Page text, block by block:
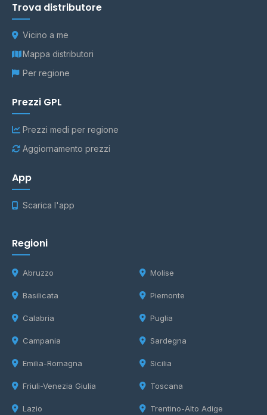
Trova distributore
Vicino a me
Mappa distributori
Per regione
Prezzi GPL
Prezzi medi per regione
Aggiornamento prezzi
App
Scarica l'app
Regioni
Abruzzo
Basilicata
Calabria
Campania
Emilia-Romagna
Friuli-Venezia Giulia
Lazio
Molise
Piemonte
Puglia
Sardegna
Sicilia
Toscana
Trentino-Alto Adige